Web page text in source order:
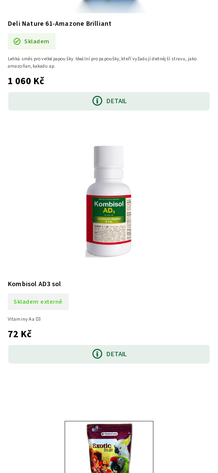
Deli Nature 61-Amazone Brilliant
Skladem
1 060 Kč
DETAIL
Lehká směs pro velké papoušky. Ideální pro papoušky, kteří vyžadují dietnější stravu, jako
amazoňan, kakadu ap.
Kombisol AD3 sol
Skladem externě
72 Kč
DETAIL
Vitaminy A a D3